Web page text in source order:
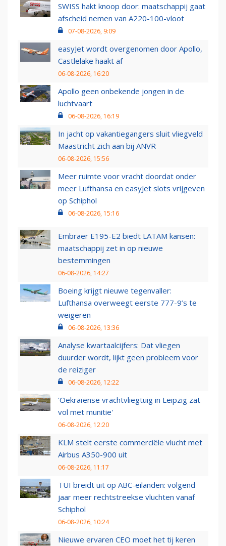
SWISS hakt knoop door: maatschappij gaat
afscheid nemen van A220-100-vloot
07-08-2026, 9:09
easyJet wordt overgenomen door Apollo,
Castlelake haakt af
06-08-2026, 16:20
Apollo geen onbekende jongen in de
luchtvaart
06-08-2026, 16:19
In jacht op vakantiegangers sluit vliegveld
Maastricht zich aan bij ANVR
06-08-2026, 15:56
Meer ruimte voor vracht doordat onder
meer Lufthansa en easyJet slots vrijgeven
op Schiphol
06-08-2026, 15:16
Embraer E195-E2 biedt LATAM kansen:
maatschappij zet in op nieuwe
bestemmingen
06-08-2026, 14:27
Boeing krijgt nieuwe tegenvaller:
Lufthansa overweegt eerste 777-9’s te
weigeren
06-08-2026, 13:36
Analyse kwartaalcijfers: Dat vliegen
duurder wordt, lijkt geen probleem voor
de reiziger
06-08-2026, 12:22
'Oekraïense vrachtvliegtuig in Leipzig zat
vol met munitie'
06-08-2026, 12:20
KLM stelt eerste commerciële vlucht met
Airbus A350-900 uit
06-08-2026, 11:17
TUI breidt uit op ABC-eilanden: volgend
jaar meer rechtstreekse vluchten vanaf
Schiphol
06-08-2026, 10:24
Nieuwe ervaren CEO moet het tij keren